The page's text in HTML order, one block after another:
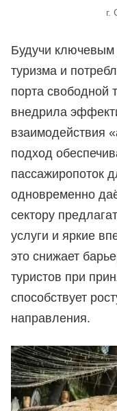
г.
Будучи
туризма и
порта свободной
внедрила
взаимодействия
подход
пассажиропоток
одновременно
сектору
услуги и яркие
это снижает
туристов при
способствует
направления.